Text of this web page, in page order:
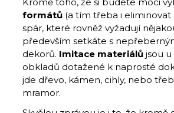
formátů (a tím třeba i
spár, které rovněž vyžadují
především setkáte s
dekorů. Imitace materiálů jsou
obkladů dotažené k naprosté
jde dřevo, kámen, cihly, nebo
mramor.